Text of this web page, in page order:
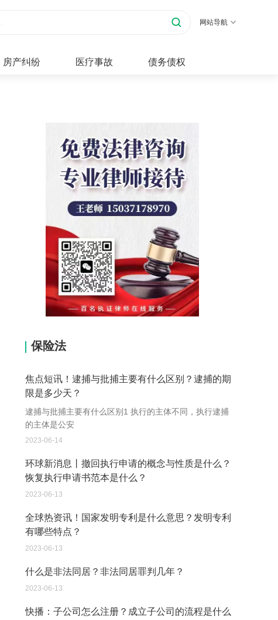
网站导航
房产纠纷 医疗事故 债务债权
保险法
焦点短讯！逮捕与批捕主要有什么区别？逮捕的期
限是多少天？
逮捕与批捕主要有什么区别1 执行的主体不同，执行逮捕
的主体是公安
2023-06-14
环球新消息丨撤回执行申请的概念与性质是什么？
恢复执行申请书范本是什么？
2023-06-13
全球热资讯！国家发明专利是什么意思？发明专利
有哪些特点？
2023-06-13
什么是非法同居？非法同居罪判几年？
2023-06-13
快播：子公司怎么注册？成立子公司的流程是什么